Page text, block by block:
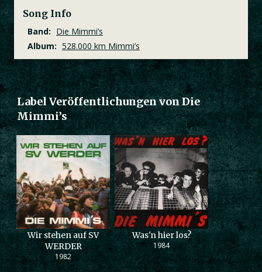
Song Info
Band: Die Mimmi’s
Album: 528.000 km Mimmi’s
Label Veröffentlichungen von Die
Mimmi’s
Wir stehen auf SV
WERDER
1982
Was'n hier los?
1984